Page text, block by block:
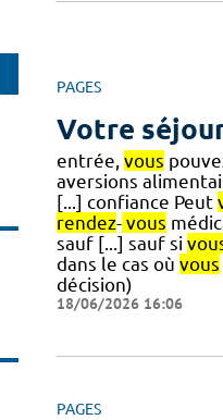
PAGES
Votre
entrée, vous
aversions
[...] confiance Peut
rendez- vous
sauf [...] sauf si
dans le cas où vous
décision)
18/06/2026 16:06
PAGES